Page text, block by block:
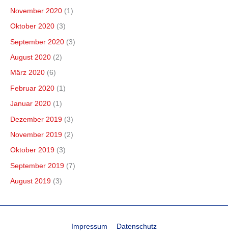
November 2020 (1)
Oktober 2020 (3)
September 2020 (3)
August 2020 (2)
März 2020 (6)
Februar 2020 (1)
Januar 2020 (1)
Dezember 2019 (3)
November 2019 (2)
Oktober 2019 (3)
September 2019 (7)
August 2019 (3)
Impressum Datenschutz